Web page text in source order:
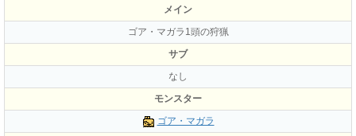
メイン
ゴア・マガラ1頭の狩猟
サブ
なし
モンスター
ゴア・マガラ